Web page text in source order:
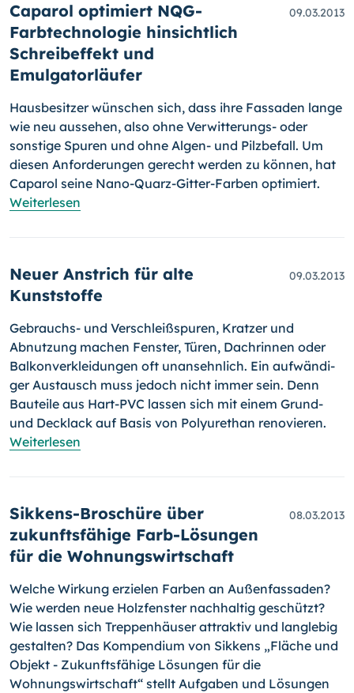
Caparol optimiert NQG-
Farbtechnologie hinsichtlich
Schreibeffekt und
Emulgatorläufer
09.03.2013
Hausbesitzer wünschen sich, dass ihre Fassaden lange
wie neu aus­sehen, also ohne Verwitterungs- oder
sonstige Spuren und ohne Al­gen- und Pilz­befall. Um
diesen Anforderungen gerecht werden zu kön­nen, hat
Caparol seine Nano-Quarz-Gitter-Farben optimiert.
Weiterlesen
Neuer Anstrich für alte
Kunststoffe
09.03.2013
Gebrauchs- und Verschleißspu­ren, Kratzer und
Abnutzung machen Fens­ter, Türen, Dachrin­nen oder
Balkonverkleidungen oft unansehnlich. Ein aufwändi­
ger Austausch muss jedoch nicht immer sein. Denn
Bau­teile aus Hart-PVC lassen sich mit einem Grund-
und Decklack auf Basis von Poly­ure­than renovieren.
Weiterlesen
Sikkens-Broschüre über
zukunftsfähige Farb-Lösungen
für die Wohnungswirtschaft
08.03.2013
Welche Wirkung erzielen Farben an Außenfassaden?
Wie werden neue Holzfenster nachhaltig geschützt?
Wie lassen sich Treppenhäuser attraktiv und langlebig
gestalten? Das Kompendium von Sikkens „Fläche und
Objekt - Zukunftsfähige Lösungen für die
Wohnungswirtschaft“ stellt Aufgaben und Lösungen